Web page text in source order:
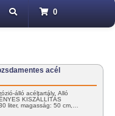
0
acél
álló acéltartály. Álló
KISZÁLLÍTÁS
liter, magasság: 50 cm,…